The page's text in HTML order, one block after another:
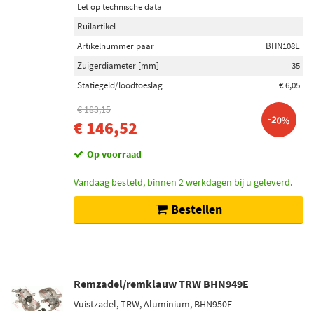
Let op technische data
Ruilartikel
Artikelnummer paar
BHN108E
Zuigerdiameter [mm]
35
Statiegeld/loodtoeslag
€ 6,05
€ 183,15
€ 146,52 -20%
Op voorraad
Vandaag besteld, binnen 2 werkdagen bij u geleverd.
Bestellen
Remzadel/remklauw TRW BHN949E
Vuistzadel, TRW, Aluminium, BHN950E